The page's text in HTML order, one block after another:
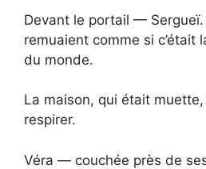
Devant le portail —
remuaient comme si c’était
du monde.
La maison, qui était muette,
respirer.
Véra — couchée près de